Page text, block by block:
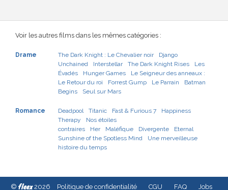
Voir les autres films dans les mêmes catégories :
Drame The Dark Knight : Le Chevalier noir
Django
Unchained
Interstellar The Dark Knight Rises
Les
Évadés
Hunger Games
Le Seigneur des anneaux :
Le Retour du roi
Forrest Gump Le Parrain
Batman
Begins
Seul sur Mars
Romance Deadpool Titanic Fast & Furious 7
Happiness
Therapy
Nos étoiles
contraires
Her Maléfique Divergente
Eternal
Sunshine of the Spotless Mind
Une merveilleuse
histoire du temps
© fleex2026 Politique de confidentialité CGU FAQ Jobs